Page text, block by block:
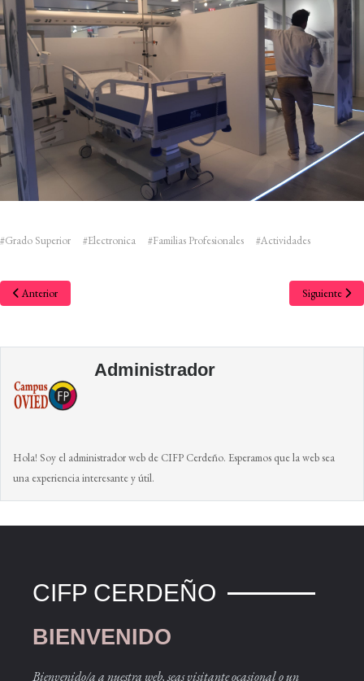
#Grado Superior #Electronica #Familias Profesionales #Actividades
Anterior Siguiente
Administrador
Hola! Soy el administrador web de CIFP Cerdeño. Esperamos que la web sea
una experiencia interesante y útil.
CIFP CERDEÑO
BIENVENIDO
Bienvenido/a a nuestra web, seas visitante ocasional o un